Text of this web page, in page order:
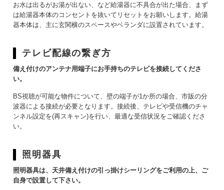
お水は出るがお湯が出ない、など給湯器に不具合が出た場合、まず
は給湯器本体のコンセントを抜いてリセットをお願いします。給湯
器本体は、主に玄関横のスペースやベランダに設置されています。
テレビ配線の繋ぎ方
備え付けのアンテナ用端子にお手持ちのテレビを接続してくださ
い。
BS視聴が可能な物件について、壁の端子が1か所の場合、市販の分
波器による接続が必要となります。接続後、テレビや受信機のチャ
ンネル設定を(再スキャン)を行い、最適な受信状況をご確認くださ
い。
照明器具
照明器具は、天井備え付けの引っ掛けシーリングをご利用の上、ご
自身で設置して下さい。